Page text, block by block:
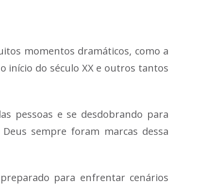
momentos dramáticos, como a
início do século XX e outros tantos
pessoas e se desdobrando para
sempre foram marcas dessa
para enfrentar cenários